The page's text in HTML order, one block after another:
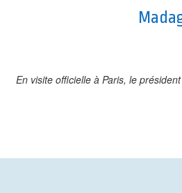
En visite officielle à Paris, le